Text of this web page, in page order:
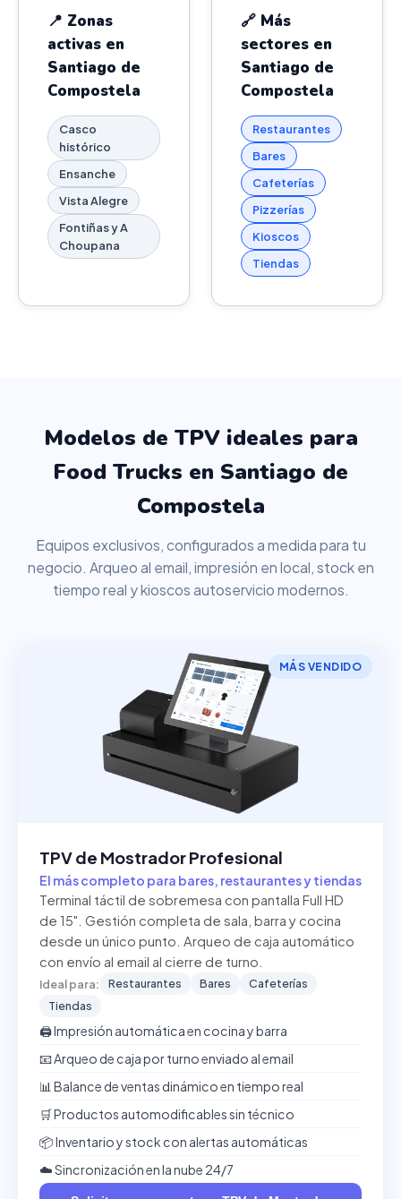
📍 Zonas
activas en
Santiago de
Compostela
Casco
histórico
Ensanche
Vista Alegre
Fontiñas y A
Choupana
🔗 Más
sectores en
Santiago de
Compostela
Restaurantes
Bares
Cafeterías
Pizzerías
Kioscos
Tiendas
Modelos de TPV ideales para
Food Trucks en Santiago de
Compostela
Equipos exclusivos, configurados a medida para tu
negocio. Arqueo al email, impresión en local, stock en
tiempo real y kioscos autoservicio modernos.
MÁS VENDIDO
TPV de Mostrador Profesional
El más completo para bares, restaurantes y tiendas
Terminal táctil de sobremesa con pantalla Full HD
de 15". Gestión completa de sala, barra y cocina
desde un único punto. Arqueo de caja automático
con envío al email al cierre de turno.
Ideal para: Restaurantes Bares
Cafeterías
Tiendas
🖨️ Impresión automática en cocina y barra
📧 Arqueo de caja por turno enviado al email
📊 Balance de ventas dinámico en tiempo real
🛒 Productos automodificables sin técnico
📦 Inventario y stock con alertas automáticas
☁️ Sincronización en la nube 24/7